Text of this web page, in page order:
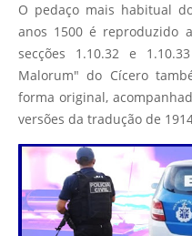
O pedaço mais habitual
anos 1500 é reproduzido
secções 1.10.32 e
Malorum" do Cícero
forma original,
versões da tradução de